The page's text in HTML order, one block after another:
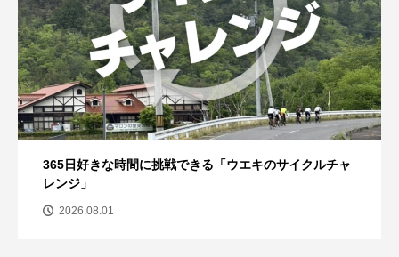
365日好きな時間に挑戦できる「ウエキのサイクルチャ
レンジ」
2026.08.01